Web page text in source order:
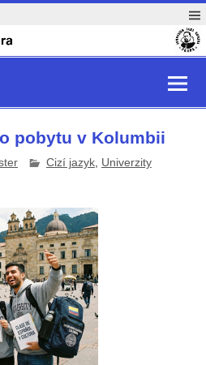
pobytu v Kolumbii
Cizí jazyk, Univerzity